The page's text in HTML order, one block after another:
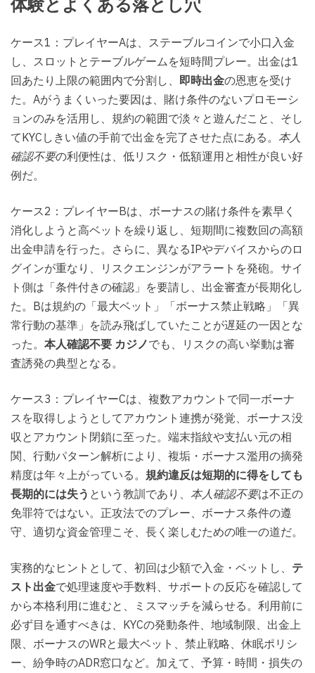
体験とよくある落とし穴
ケース1：プレイヤーAは、ステーブルコインで小口入金
し、スロットとテーブルゲームを短時間プレー。出金は1
回あたり上限の範囲内で分割し、 即時出金の恩恵を受け
た。Aがうまくいった要因は、賭け条件のないプロモーシ
ョンのみを活用し、規約の範囲で淡々と遊んだこと、そし
てKYCしきい値の手前で出金を完了させた点にある。 本人
確認不要の利便性は、低リスク・低額運用と相性が良い好
例だ。
ケース2：プレイヤーBは、ボーナスの賭け条件を素早く
消化しようと高ベットを繰り返し、短期間に複数回の高額
出金申請を行った。さらに、異なるIPやデバイスからのロ
グインが重なり、リスクエンジンがアラートを発砲。サイ
ト側は「条件付きの確認」を要請し、出金審査が長期化し
た。Bは規約の「最大ベット」「ボーナス禁止戦略」「異
常行動の基準」を読み飛ばしていたことが遅延の一因とな
った。 本人確認不要 カジノでも、リスクの高い挙動は審
査誘発の典型となる。
ケース3：プレイヤーCは、複数アカウントで同一ボーナ
スを取得しようとしてアカウント連携が発覚、ボーナス没
収とアカウント閉鎖に至った。端末指紋や支払い元の相
関、行動パターン解析により、複垢・ボーナス濫用の摘発
精度は年々上がっている。 規約違反は短期的に得をしても
長期的には失う という教訓であり、 本人確認不要は不正の
免罪符ではない。正攻法でのプレー、ボーナス条件の遵
守、適切な資金管理こそ、長く楽しむための唯一の道だ。
実務的なヒントとして、初回は少額で入金・ベットし、 テ
スト出金で処理速度や手数料、サポートの反応を確認して
から本格利用に進むと、ミスマッチを減らせる。利用前に
必ず目を通すべきは、KYCの発動条件、地域制限、出金上
限、ボーナスのWRと最大ベット、禁止戦略、休眠ポリシ
ー、紛争時のADR窓口など。加えて、予算・時間・損失の